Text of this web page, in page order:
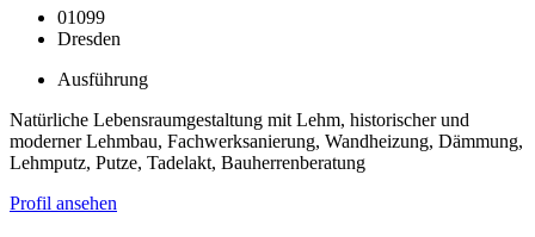
01099
Dresden
Ausführung
Natürliche Lebensraumgestaltung mit Lehm, historischer und
moderner Lehmbau, Fachwerksanierung, Wandheizung, Dämmung,
Lehmputz, Putze, Tadelakt, Bauherrenberatung
Profil ansehen